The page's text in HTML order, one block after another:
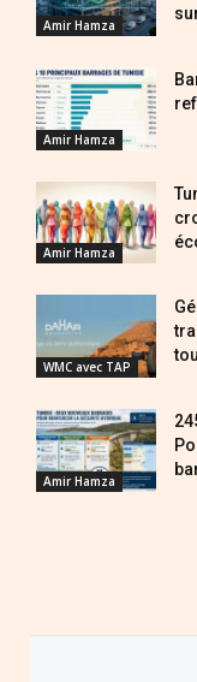
Amir Hamza
Amir Hamza
Amir Hamza
WMC avec TAP
Amir Hamza